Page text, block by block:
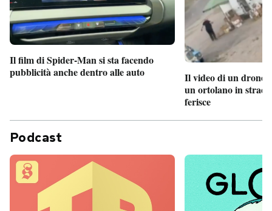
Il film di Spider-Man si sta facendo
pubblicità anche dentro alle auto
Il video di un drone
un ortolano in
ferisce
Podcast